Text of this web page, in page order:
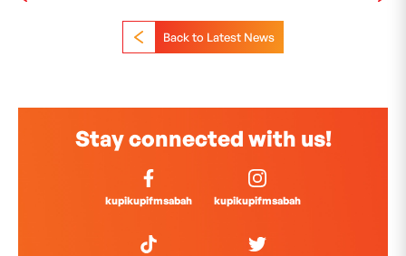
Back to Latest News
Stay connected with us!
kupikupifmsabah kupikupifmsabah